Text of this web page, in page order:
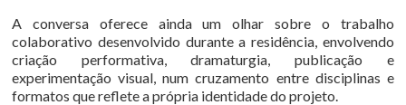
A conversa oferece ainda um olhar sobre o trabalho
colaborativo desenvolvido durante a residência, envolvendo
criação performativa, dramaturgia, publicação e
experimentação visual, num cruzamento entre disciplinas e
formatos que reflete a própria identidade do projeto.